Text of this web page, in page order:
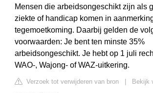
Mensen die arbeidsongeschikt zijn als
ziekte of handicap komen in
tegemoetkoming. Daarbij gelden de
voorwaarden: Je bent ten minste 35%
arbeidsongeschikt. Je hebt op 1 juli
WAO-, Wajong- of WAZ-uitkering.
Verzoek tot verwijderen van bron
Bekijk